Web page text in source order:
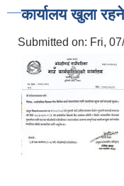
कार्यालय खुला रहने
Submitted on: Fri,